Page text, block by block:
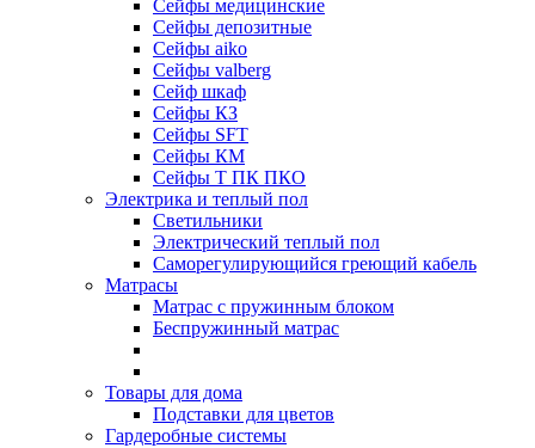
Сейфы медицинские
Сейфы депозитные
Сейфы aiko
Сейфы valberg
Сейф шкаф
Сейфы КЗ
Сейфы SFT
Сейфы КМ
Сейфы Т ПК ПКО
Электрика и теплый пол
Светильники
Электрический теплый пол
Саморегулирующийся греющий кабель
Матрасы
Матрас с пружинным блоком
Беспружинный матрас
Товары для дома
Подставки для цветов
Гардеробные системы